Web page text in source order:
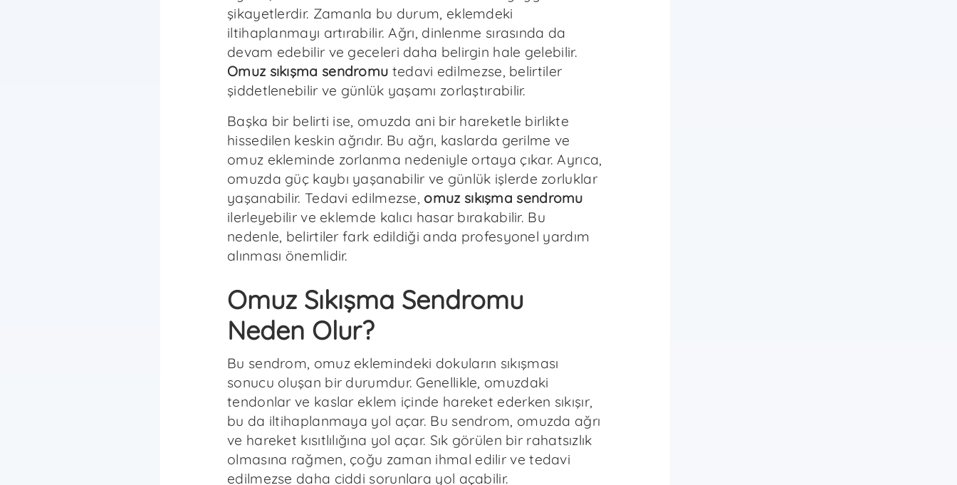
şikayetlerdir. Zamanla bu durum, eklemdeki
iltihaplanmayı artırabilir. Ağrı, dinlenme sırasında da
devam edebilir ve geceleri daha belirgin hale gelebilir.
Omuz sıkışma sendromu tedavi edilmezse, belirtiler
şiddetlenebilir ve günlük yaşamı zorlaştırabilir.
Başka bir belirti ise, omuzda ani bir hareketle birlikte
hissedilen keskin ağrıdır. Bu ağrı, kaslarda gerilme ve
omuz ekleminde zorlanma nedeniyle ortaya çıkar. Ayrıca,
omuzda güç kaybı yaşanabilir ve günlük işlerde zorluklar
yaşanabilir. Tedavi edilmezse, omuz sıkışma sendromu
ilerleyebilir ve eklemde kalıcı hasar bırakabilir. Bu
nedenle, belirtiler fark edildiği anda profesyonel yardım
alınması önemlidir.
Omuz Sıkışma Sendromu
Neden Olur?
Bu sendrom, omuz eklemindeki dokuların sıkışması
sonucu oluşan bir durumdur. Genellikle, omuzdaki
tendonlar ve kaslar eklem içinde hareket ederken sıkışır,
bu da iltihaplanmaya yol açar. Bu sendrom, omuzda ağrı
ve hareket kısıtlılığına yol açar. Sık görülen bir rahatsızlık
olmasına rağmen, çoğu zaman ihmal edilir ve tedavi
edilmezse daha ciddi sorunlara yol açabilir.